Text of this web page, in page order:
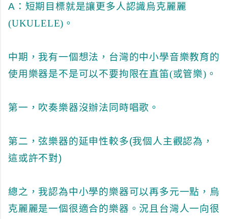
A： 短期目標就是讓更多人認識烏克麗麗
(UKULELE)。
中期，我有一個想法，台灣的中小學音樂教育的
使用樂器是不是可以不要拘限在直笛(或管樂)。
第一， 吹奏樂器沒辦法同時唱歌。
第二，弦樂器的延申性較多(我個人主觀認為，
這或許不對)
總之，我認為中小學的樂器可以再多元一點，烏
克麗麗是一個很適合的樂器。況且台灣人一向很